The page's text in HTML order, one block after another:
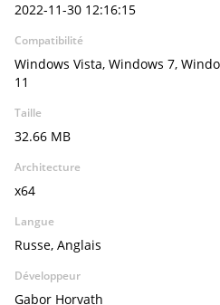
2022-11-30 12:16:15
Compatibilité
Windows Vista, Windows 7,
11
Taille
32.66 MB
Architecture
x64
Langue
Russe, Anglais
Développeur
Gabor Horvath